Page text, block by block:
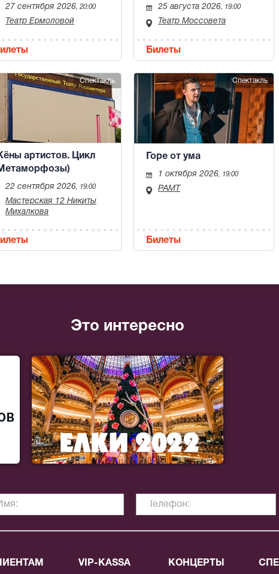
27 сентября 2026, 20:00
Театр Ермоловой
25 августа 2026, 19:00
Театр Моссовета
Билеты
Спектакль
артистов. Цикл
22 сентября 2026, 19:00
Мастерская 12 Никиты
Михалкова
Спектакль
Горе от ума
1 октября 2026, 19:00
РАМТ
Билеты
Это интересно
VIP-KASSA КОНЦЕРТЫ